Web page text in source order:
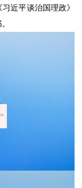
近平谈治国理政》